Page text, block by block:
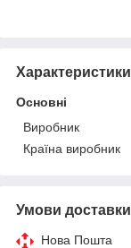
Характеристики
Основні
Виробник
Країна виробник
Умови доставки
Нова Пошта